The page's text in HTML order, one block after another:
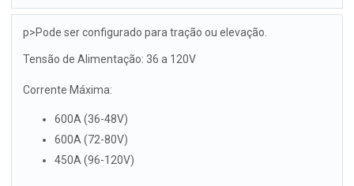
p>Pode ser configurado para tração ou elevação.
Tensão de Alimentação: 36 a 120V
Corrente Máxima:
600A (36-48V)
600A (72-80V)
450A (96-120V)